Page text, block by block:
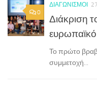
0
ΔΙΑΓΩΝΙΣΜΟΊ
Διάκριση
Το πρώτο
συμμετοχή...